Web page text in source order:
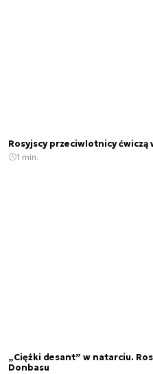
Rosyjscy przeciwlotnicy ćwiczą
1 min.
„Ciężki desant” w natarciu.
Donbasu